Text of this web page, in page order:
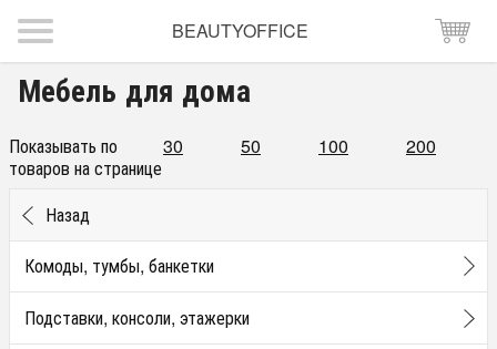
BEAUTYOFFICE
Мебель для дома
Показывать по 30 50 100
200
товаров на странице
Назад
Комоды, тумбы, банкетки
Подставки, консоли, этажерки